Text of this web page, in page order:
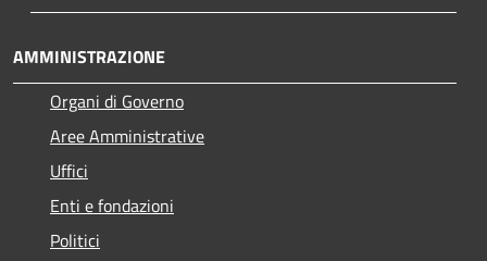
AMMINISTRAZIONE
Organi di Governo
Aree Amministrative
Uffici
Enti e fondazioni
Politici